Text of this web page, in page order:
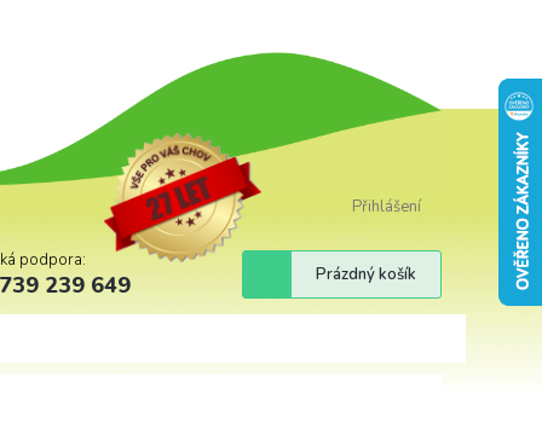
Přihlášení
podpora:
239 649
Nákupní
košík
Prázdný košík